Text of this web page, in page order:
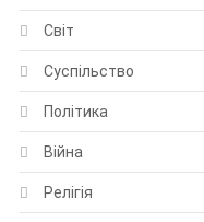
Світ
Суспільство
Політика
Війна
Релігія